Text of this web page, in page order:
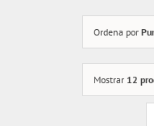
Ordena por
Mostrar 12